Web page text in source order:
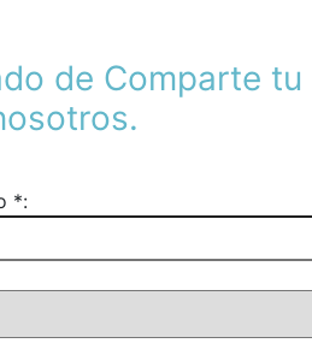
de Comparte tu
*: